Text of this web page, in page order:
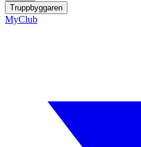
Truppbyggaren
MyClub